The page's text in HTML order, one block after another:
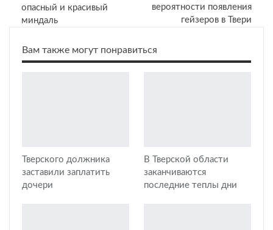
опасный и красивый
миндаль
вероятности появления
гейзеров в Твери
Вам также могут понравиться
Тверского должника
заставили заплатить
дочери
В Тверской области
заканчиваются
последние теплы дни